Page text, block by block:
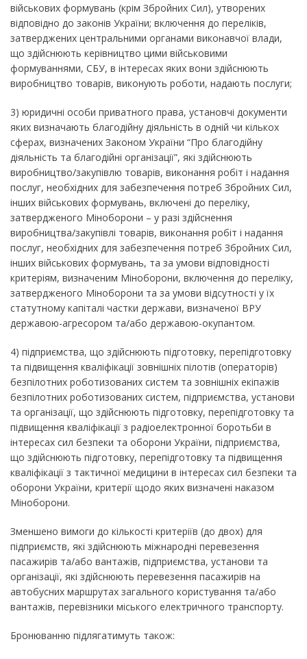
військових формувань (крім Збройних Сил), утворених
відповідно до законів України; включення до переліків,
затверджених центральними органами виконавчої влади,
що здійснюють керівництво цими військовими
формуваннями, СБУ, в інтересах яких вони здійснюють
виробництво товарів, виконують роботи, надають послуги;
3) юридичні особи приватного права, установчі документи
яких визначають благодійну діяльність в одній чи кількох
сферах, визначених Законом України “Про благодійну
діяльність та благодійні організації”, які здійснюють
виробництво/закупівлю товарів, виконання робіт і надання
послуг, необхідних для забезпечення потреб Збройних Сил,
інших військових формувань, включені до переліку,
затвердженого Міноборони – у разі здійснення
виробництва/закупівлі товарів, виконання робіт і надання
послуг, необхідних для забезпечення потреб Збройних Сил,
інших військових формувань, та за умови відповідності
критеріям, визначеним Міноборони, включення до переліку,
затвердженого Міноборони та за умови відсутності у їх
статутному капіталі частки держави, визначеної ВРУ
державою-агресором та/або державою-окупантом.
4) підприємства, що здійснюють підготовку, перепідготовку
та підвищення кваліфікації зовнішніх пілотів (операторів)
безпілотних роботизованих систем та зовнішніх екіпажів
безпілотних роботизованих систем, підприємства, установи
та організації, що здійснюють підготовку, перепідготовку та
підвищення кваліфікації з радіоелектронної боротьби в
інтересах сил безпеки та оборони України, підприємства,
що здійснюють підготовку, перепідготовку та підвищення
кваліфікації з тактичної медицини в інтересах сил безпеки та
оборони України, критерії щодо яких визначені наказом
Міноборони.
Зменшено вимоги до кількості критеріїв (до двох) для
підприємств, які здійснюють міжнародні перевезення
пасажирів та/або вантажів, підприємства, установи та
організації, які здійснюють перевезення пасажирів на
автобусних маршрутах загального користування та/або
вантажів, перевізники міського електричного транспорту.
Бронюванню підлягатимуть також: